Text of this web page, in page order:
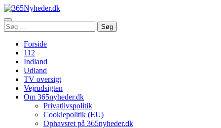
Åbn
menu
Søg
efter:
Søg
Forside
112
Indland
Udland
TV oversigt
Vejrudsigten
Om 365nyheder.dk
Privatlivspolitik
Cookiepolitik (EU)
Ophavsret på 365nyheder.dk